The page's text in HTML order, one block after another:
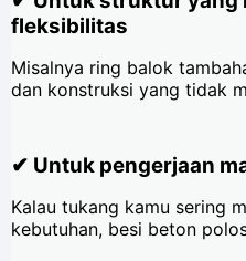
fleksibilitas
Misalnya ring balok
dan konstruksi yang tidak
✔ Untuk pengerjaan
Kalau tukang kamu sering
kebutuhan, besi beton